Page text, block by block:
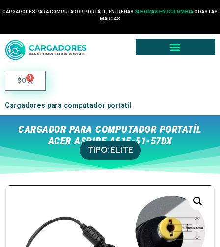
CARGADORES PARA COMPUTADOR PORTÁTIL, ENTREGAS 24 HORAS EN COLOMBIATODAS LAS
MARCAS
$0 0
Cargadores para computador portatil
CARGADOR PARA COMPUTADOR PORTATÍL
ACER ASPIRE A515-51-57DX
TIPO: ELITE